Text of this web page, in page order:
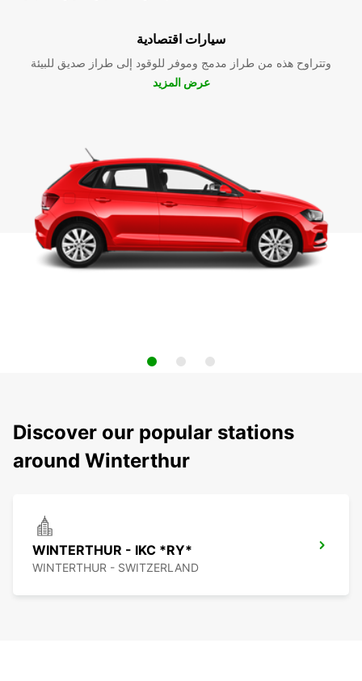
سيارات اقتصادية
وتتراوح هذه من طراز مدمج وموفر للوقود إلى طراز صديق للبيئة
عرض المزيد
Discover our popular stations
around Winterthur
WINTERTHUR - IKC *RY*
WINTERTHUR - SWITZERLAND